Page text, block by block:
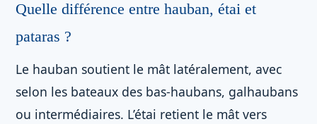
Quelle différence entre hauban, étai et
pataras ?
Le hauban soutient le mât latéralement, avec
selon les bateaux des bas-haubans, galhaubans
ou intermédiaires. L’étai retient le mât vers